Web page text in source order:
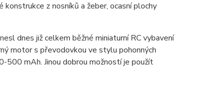
z nosníků a žeber, ocasní plochy
dnes již celkem běžné miniaturní RC vybavení
motor s převodovkou ve stylu pohonných
mAh. Jinou dobrou možností je použít